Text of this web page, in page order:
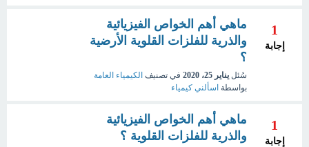
1
إجابة
ماهي أهم الخواص الفيزيائية
والذرية للفلزات القلوية الأرضية
؟
سُئل يناير 25، 2020 في تصنيف الكيمياء العامة
بواسطة اسألني كيمياء
1
إجابة
ماهي أهم الخواص الفيزيائية
والذرية للفلزات القلوية ؟